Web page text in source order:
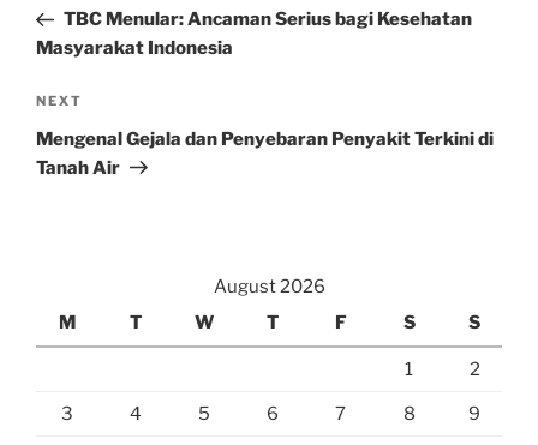
PostTBC Menular: Ancaman Serius bagi Kesehatan
Masyarakat Indonesia
Next
Post
NEXT
Mengenal Gejala dan Penyebaran Penyakit Terkini di
Tanah Air
August 2026
M
T W T F S S
1 2
3 4 5 6 7 8 9